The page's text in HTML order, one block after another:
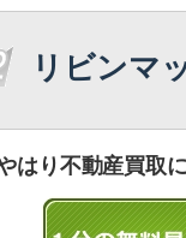
リビンマ
はり不動産買取